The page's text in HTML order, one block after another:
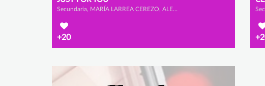
Secundaria, MARÍA LARREA CEREZO, ALEJANDRO ESCRIBANO GONZÁLEZ y ELDA MARTÍNEZ GONZÁLEZ
+20